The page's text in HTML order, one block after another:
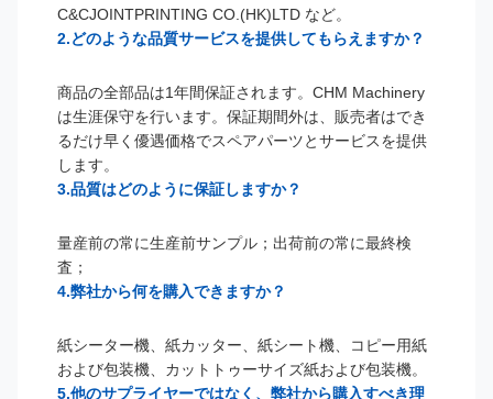
C&CJOINTPRINTING CO.(HK)LTD など。
2.どのような品質サービスを提供してもらえますか？
商品の全部品は1年間保証されます。CHM Machinery
は生涯保守を行います。保証期間外は、販売者はでき
るだけ早く優遇価格でスペアパーツとサービスを提供
します。
3.品質はどのように保証しますか？
量産前の常に生産前サンプル；出荷前の常に最終検
査；
4.弊社から何を購入できますか？
紙シーター機、紙カッター、紙シート機、コピー用紙
および包装機、カットトゥーサイズ紙および包装機。
5.他のサプライヤーではなく、弊社から購入すべき理